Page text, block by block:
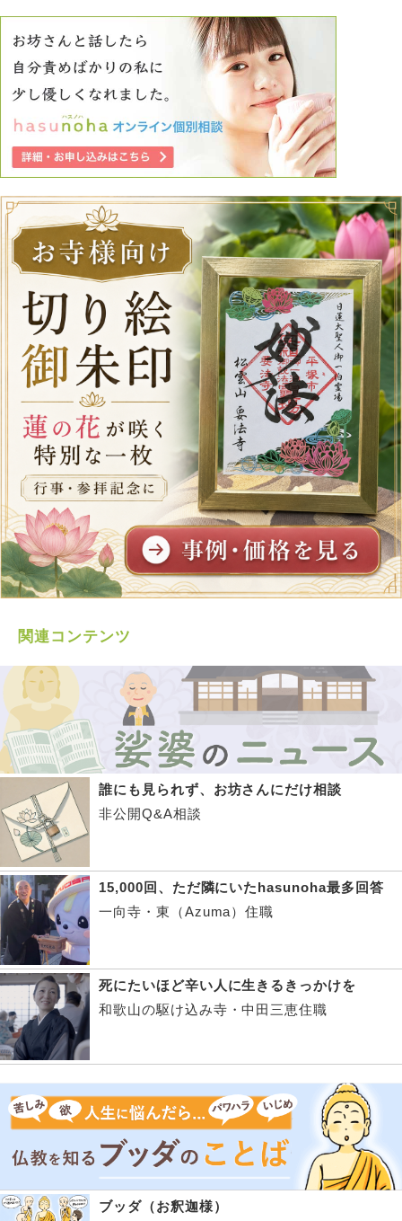
関連コンテンツ
誰にも見られず、お坊さんにだけ相談
非公開Q&A相談
15,000回、ただ隣にいたhasunoha最多回答
一向寺・東（Azuma）住職
死にたいほど辛い人に生きるきっかけを
和歌山の駆け込み寺・中田三恵住職
ブッダ（お釈迦様）